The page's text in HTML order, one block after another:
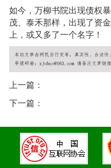
如今，万柳书院出现债权
茂、泰禾那样，出现了资
上，或又多了一个名字！
上一篇：
下一篇：